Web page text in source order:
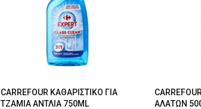
CARREFOUR ΚΑΘΑΡΙΣΤΙΚΟ ΓΙΑ
ΤΖΑΜΙΑ ΑΝΤΛΙΑ 750ML
ΑΛΑΤΩΝ